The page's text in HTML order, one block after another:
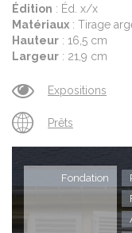
Édition : Éd. x/x
Matériaux : Tirage
Hauteur : 16,5 cm
Largeur : 21,9 cm
Expositions
Prêts
Fondation